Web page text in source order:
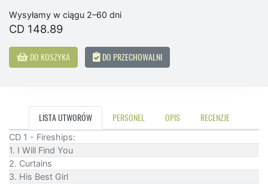
Wysyłamy w ciągu 2–60 dni
CD 148.89
DO KOSZYKA DO PRZECHOWALNI
LISTA UTWORÓW PERSONEL OPIS RECENZJE
CD 1 - Fireships:
1. I Will Find You
2. Curtains
3. His Best Girl